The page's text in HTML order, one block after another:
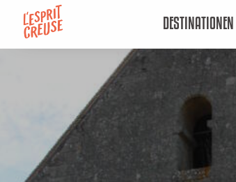
contenu
DESTINATIONEN